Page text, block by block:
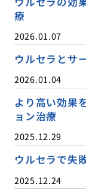
療
2026.01.07
ウルセラとサ
2026.01.04
より高い効果
ョン治療
2025.12.29
ウルセラで失
2025.12.24